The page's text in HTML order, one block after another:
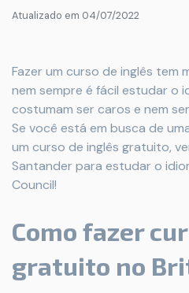
Atualizado em 04/07/2022
Fazer um curso de inglês tem
nem sempre é fácil estudar o
costumam ser caros e nem
Se você está em busca de
um curso de inglês gratuito,
Santander para estudar o
Council!
Como fazer
gratuito no